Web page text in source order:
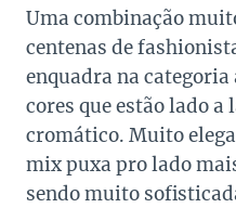
Uma combinação
centenas de
enquadra na categoria
cores que estão lado a
cromático. Muito
mix puxa pro lado
sendo muito